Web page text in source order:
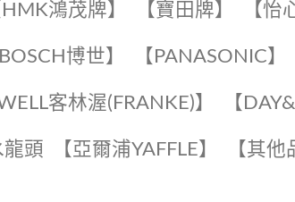
HMK鴻茂牌】 【寶田牌】 【怡
BOSCH博世】 ️【PANASONIC】️
客林渥(FRANKE)】️ 【
龍頭️ 【亞爾浦YAFFLE】 【其他